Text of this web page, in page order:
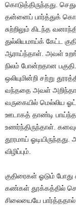
கொடுத்திருந்தது.
தன்னைப் பார்த்துக்
சுற்றிலும் கிடந்த
துல்லியமாய்க் கேட்ட
ஆராய்ந்தாள். அவள்
நிலம் போன்றதான
ஒலியுமின்றி சற்று
வந்ததை அவள் அறிந்தாள்.
வருகையில் மெல்லிய
ஊடாகத் தாண்டி
உணர்ந்திருந்தாள்.
தூரமாய்
விழிப்பும்.
குதிரைகள் ஓடும்
கண்கள் தூக்கத்தில்
சிலையையே